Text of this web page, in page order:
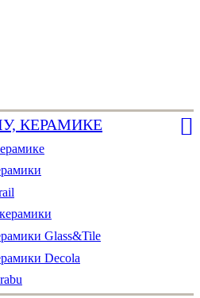
КЕРАМИКЕ
Glass&Tile
Decola